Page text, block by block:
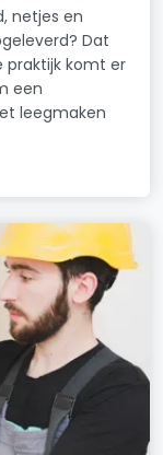
netjes en
Dat
praktijk komt er
een
leegmaken